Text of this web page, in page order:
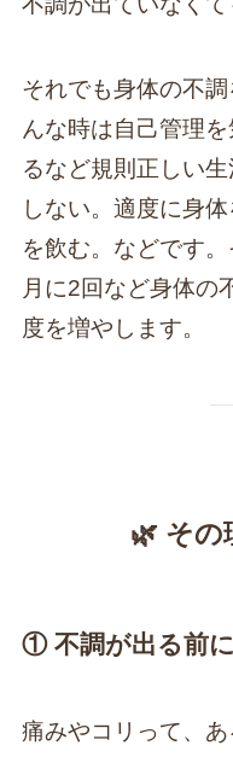
それでも身体の不
んな時は自己管理
るなど規則正しい
しない。適度に身
を飲む。などです
月に2回など身体の
度を増やします。
🌿 その
① 不調が出る前
痛みやコリって、